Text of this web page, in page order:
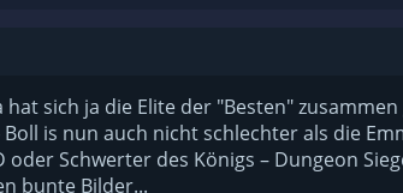
hat sich ja die Elite der "Besten"
Boll is nun auch nicht schlechter als die
oder Schwerter des Königs – Dungeon
bunte Bilder...